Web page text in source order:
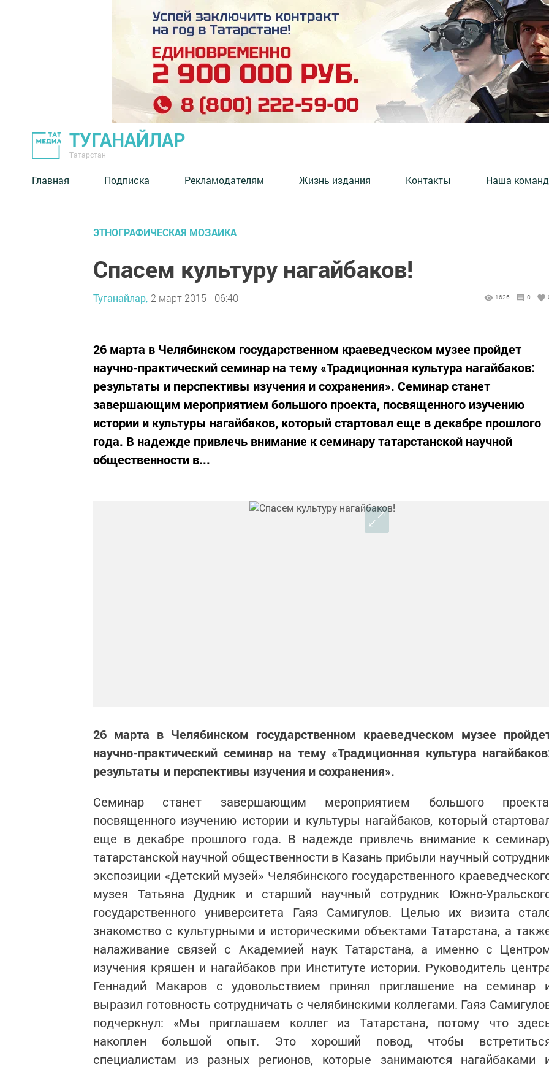
ТУГАНАЙЛАР
Татарстан
Главная Подписка Рекламодателям Жизнь издания Контакты Наша
ЭТНОГРАФИЧЕСКАЯ МОЗАИКА
Спасем культуру нагайбаков!
Туганайлар, 2 март 2015 - 06:40 1626 0
26 марта в Челябинском государственном краеведческом музее пройдет
научно-практический семинар на тему «Традиционная культура нагайбаков:
результаты и перспективы изучения и сохранения». Семинар станет
завершающим мероприятием большого проекта, посвященного изучению
истории и культуры нагайбаков, который стартовал еще в декабре прошлого
года. В надежде привлечь внимание к семинару татарстанской научной
общественности в...
26 марта в Челябинском государственном краеведческом музее
научно-практический семинар на тему «Традиционная культура
результаты и перспективы изучения и сохранения».
Семинар станет завершающим мероприятием большого
посвященного изучению истории и культуры нагайбаков, который
еще в декабре прошлого года. В надежде привлечь внимание к
татарстанской научной общественности в Казань прибыли научный
экспозиции «Детский музей» Челябинского государственного
музея Татьяна Дудник и старший научный сотрудник Южно-
государственного университета Гаяз Самигулов. Целью их визита
знакомство с культурными и историческими объектами Татарстана, а
налаживание связей с Академией наук Татарстана, а именно с
изучения кряшен и нагайбаков при Институте истории. Руководитель
Геннадий Макаров с удовольствием принял приглашение на семинар
выразил готовность сотрудничать с челябинскими коллегами. Гаяз
подчеркнул: «Мы приглашаем коллег из Татарстана, потому что
накоплен большой опыт. Это хороший повод, чтобы
специалистам из разных регионов, которые занимаются нагайбаками